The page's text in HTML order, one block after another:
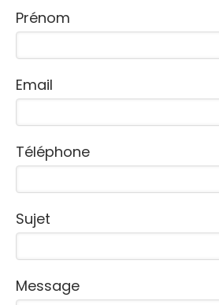
Prénom
Email
Téléphone
Sujet
Message